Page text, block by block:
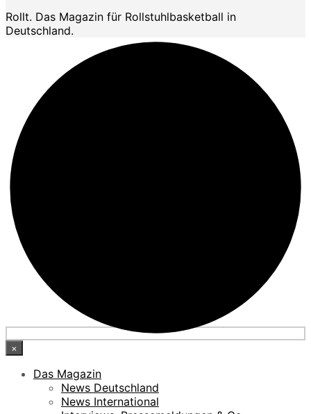
Rollt. Das Magazin für Rollstuhlbasketball in
Deutschland.
×
Das Magazin
News Deutschland
News International